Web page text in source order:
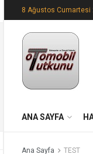
8 Ağustos Cumartesi
ANA SAYFA
Ana Sayfa TEST